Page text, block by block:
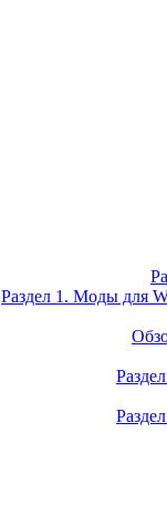
Раздел 1. Моды для